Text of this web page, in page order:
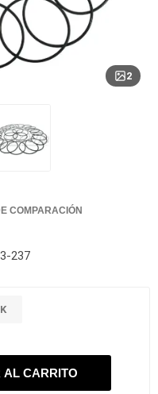
2
COMPARACIÓN
237
AL CARRITO